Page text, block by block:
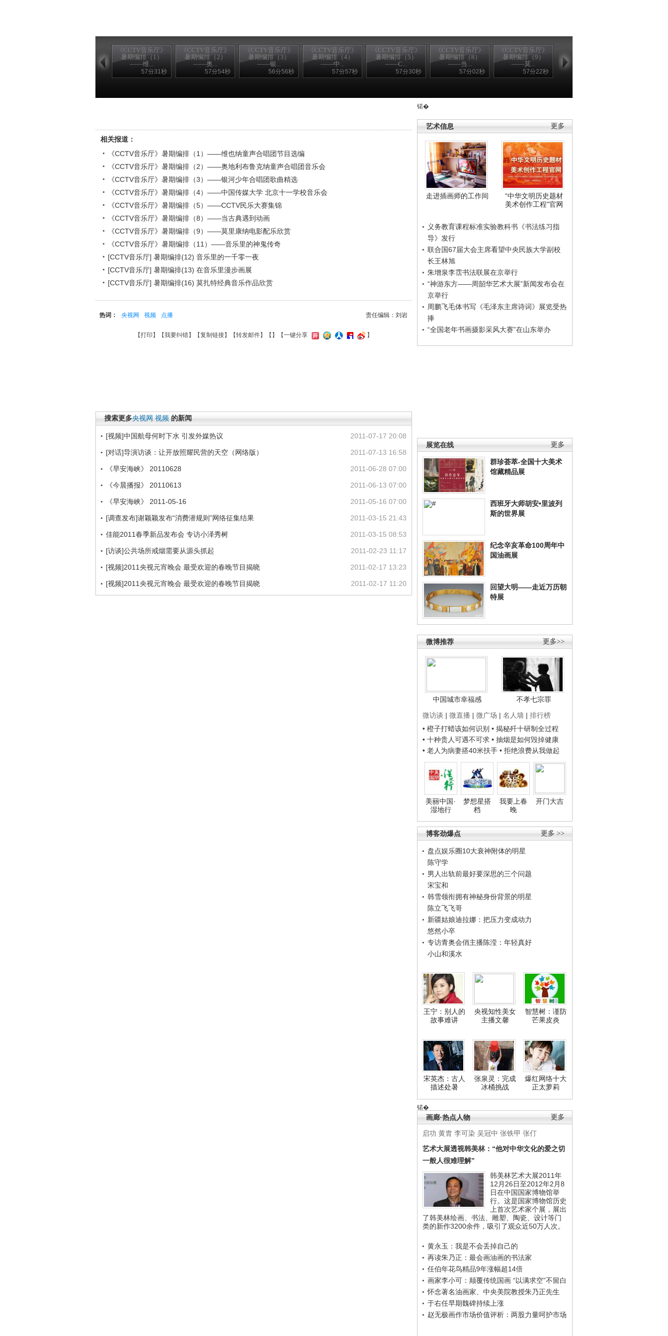
《CCTV音乐厅》
暑期编排（1）
——维...
57分31秒
《CCTV音乐厅》
暑期编排（2）
——奥...
57分54秒
《CCTV音乐厅》
暑期编排（3）
——银...
56分56秒
《CCTV音乐厅》
暑期编排（4）
——中...
57分57秒
《CCTV音乐厅》
暑期编排（5）
——C...
57分30秒
《CCTV音乐厅》
暑期编排（8）
——当...
57分02秒
《CCTV音乐厅》
暑期编排（9）
——莫...
57分22秒
暑期编排（11）
锘�
更多
艺术信息
走进插画师的工作间
“中华文明历史题材
美术创作工程”官网
义务教育课程标准实验教科书《书法练习指
导》发行
联合国67届大会主席看望中央民族大学副校
长王林旭
朱增泉李霑书法联展在京举行
“神游东方——周韶华艺术大展”新闻发布会在
京举行
周鹏飞毛体书写《毛泽东主席诗词》展览受热
捧
“全国老年书画摄影采风大赛”在山东举办
更多
展览在线
群珍荟萃-全国十大美术
馆藏精品展
西班牙大师胡安•里波列
斯的世界展
纪念辛亥革命100周年中
国油画展
回望大明——走近万历朝
特展
更多>>
微博推荐
中国城市幸福感
不孝七宗罪
微访谈 | 微直播 | 微广场 | 名人墙 | 排行榜
• 橙子打蜡该如何识别 • 揭秘歼十研制全过程
• 十种贵人可遇不可求 • 抽烟是如何毁掉健康
• 老人为病妻搭40米扶手 • 拒绝浪费从我做起
美丽中国·
湿地行
梦想星搭
档
我要上春
晚
开门大吉
更多 >>
博客劲爆点
盘点娱乐圈10大衰神附体的明星
陈守学
男人出轨前最好要深思的三个问题
宋宝和
韩雪领衔拥有神秘身份背景的明星
陈立飞飞哥
新疆姑娘迪拉娜：把压力变成动力
悠然小卒
专访青奥会俏主播陈滢：年轻真好
小山和溪水
王宁：别人的
故事难讲
央视知性美女
主播文馨
智慧树：谨防
芒果皮炎
宋英杰：古人
描述处暑
张泉灵：完成
冰桶挑战
爆红网络十大
正太萝莉
锘�
更多
画廊·热点人物
启功 黄胄 李可染 吴冠中 张铁甲 张仃
艺术大展透视韩美林：“他对中华文化的爱之切
一般人很难理解”
韩美林艺术大展2011年
12月26日至2012年2月8
日在中国国家博物馆举
行。这是国家博物馆历史
上首次艺术家个展，展出
了韩美林绘画、书法、雕塑、陶瓷、设计等门
类的新作3200余件，吸引了观众近50万人次。
黄永玉：我是不会丢掉自己的
再读朱乃正：最会画油画的书法家
任伯年花鸟精品9年涨幅超14倍
画家李小可：颠覆传统国画 “以满求空”不留白
怀念著名油画家、中央美院教授朱乃正先生
于右任早期魏碑持续上涨
赵无极画作市场价值评析：两股力量呵护市场
相关报道：
《CCTV音乐厅》暑期编排（1）——维也纳童声合唱团节目选编
《CCTV音乐厅》暑期编排（2）——奥地利布鲁克纳童声合唱团音乐会
《CCTV音乐厅》暑期编排（3）——银河少年合唱团歌曲精选
《CCTV音乐厅》暑期编排（4）——中国传媒大学 北京十一学校音乐会
《CCTV音乐厅》暑期编排（5）——CCTV民乐大赛集锦
《CCTV音乐厅》暑期编排（8）——当古典遇到动画
《CCTV音乐厅》暑期编排（9）——莫里康纳电影配乐欣赏
《CCTV音乐厅》暑期编排（11）——音乐里的神鬼传奇
[CCTV音乐厅] 暑期编排(12) 音乐里的一千零一夜
[CCTV音乐厅] 暑期编排(13) 在音乐里漫步画展
[CCTV音乐厅] 暑期编排(16) 莫扎特经典音乐作品欣赏
责任编辑：刘岩
热词： 央视网 视频 点播
【打印 】【我要纠错】【复制链接】【转发邮件】【 】 【一键分享 】
搜索更多央视网 视频 的新闻
2011-07-17 20:08
[视频]中国航母何时下水 引发外媒热议
2011-07-13 16:58
[对话]导演访谈：让开放照耀民营的天空（网络版）
2011-06-28 07:00
《早安海峡》 20110628
2011-06-13 07:00
《今晨播报》 20110613
2011-05-16 07:00
《早安海峡》 2011-05-16
2011-03-15 21:43
[调查发布]谢颖颖发布“消费潜规则”网络征集结果
2011-03-15 08:53
佳能2011春季新品发布会 专访小泽秀树
2011-02-23 11:17
[访谈]公共场所戒烟需要从源头抓起
2011-02-17 13:23
[视频]2011央视元宵晚会 最受欢迎的春晚节目揭晓
2011-02-17 11:20
[视频]2011央视元宵晚会 最受欢迎的春晚节目揭晓